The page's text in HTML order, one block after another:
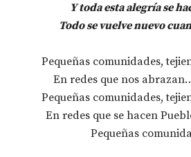
Y toda esta alegría se
Todo se vuelve nuevo
Pequeñas comunidades,
En redes que nos
Pequeñas comunidades,
En redes que se hacen
Pequeñas